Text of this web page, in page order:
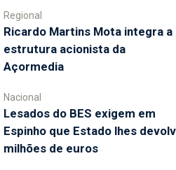
Regional
Ricardo Martins Mota integra a
estrutura acionista da
Açormedia
Nacional
Lesados do BES exigem em
Espinho que Estado lhes
milhões de euros